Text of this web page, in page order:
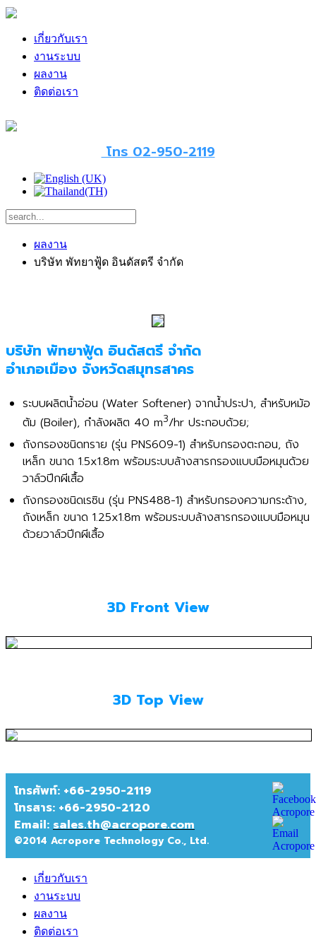
เกี่ยวกับเรา
งานระบบ
ผลงาน
ติดต่อเรา
โทร 02-950-2119
ผลงาน
บริษัท พัทยาฟู้ด อินดัสตรี จำกัด
บริษัท พัทยาฟู้ด อินดัสตรี จำกัด
อำเภอเมือง จังหวัดสมุทรสาคร
ระบบผลิตน้ำอ่อน (Water Softener) จากน้ำประปา, สำหรับหม้อ
ต้ม (Boiler), กำลังผลิต 40 m3/hr ประกอบด้วย;
ถังกรองชนิดทราย (รุ่น PNS609-1) สำหรับกรองตะกอน, ถัง
เหล็ก ขนาด 1.5x1.8m พร้อมระบบล้างสารกรองแบบมือหมุนด้วย
วาล์วปีกผีเสื้อ
ถังกรองชนิดเรซิน (รุ่น PNS488-1) สำหรับกรองความกระด้าง,
ถังเหล็ก ขนาด 1.25x1.8m พร้อมระบบล้างสารกรองแบบมือหมุน
ด้วยวาล์วปีกผีเสื้อ
3D Front View
3D Top View
โทรศัพท์: +66-2950-2119
โทรสาร: +66-2950-2120
Email: sales.th@acropore.com
©2014 Acropore Technology Co., Ltd.
เกี่ยวกับเรา
งานระบบ
ผลงาน
ติดต่อเรา